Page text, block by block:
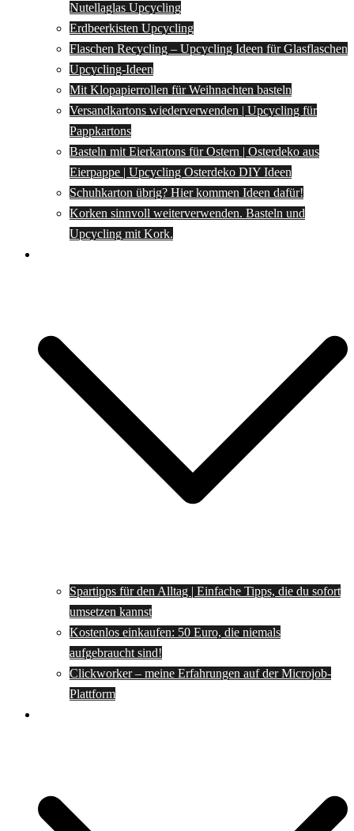
Nutellaglas Upcycling
Erdbeerkisten Upcycling
Flaschen Recycling – Upcycling Ideen für Glasflaschen
Upcycling-Ideen
Mit Klopapierrollen für Weihnachten basteln
Versandkartons wiederverwenden | Upcycling für
Pappkartons
Basteln mit Eierkartons für Ostern | Osterdeko aus
Eierpappe | Upcycling Osterdeko DIY Ideen
Schuhkarton übrig? Hier kommen Ideen dafür!
Korken sinnvoll weiterverwenden. Basteln und
Upcycling mit Kork.
Spartipps für den Alltag | Einfache Tipps, die du sofort
umsetzen kannst
Kostenlos einkaufen: 50 Euro, die niemals
aufgebraucht sind!
Clickworker – meine Erfahrungen auf der Microjob-
Plattform